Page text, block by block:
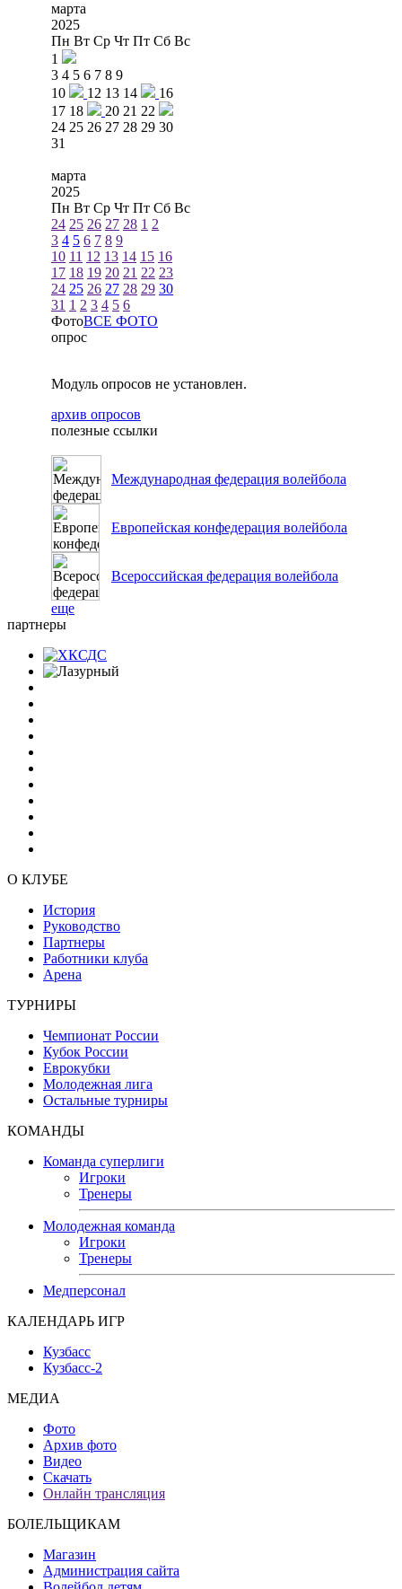
марта
2025
Пн Вт Ср Чт Пт Сб Вс
1
3 4 5 6 7 8 9
10
12 13 14
16
17 18 20 21 22
24 25 26 27 28 29 30
31
марта
2025
Пн Вт Ср Чт Пт Сб Вс
24 25 26 27 28 1 2
3 4 5 6 7 8 9
10 11 12 13 14 15 16
17 18 19 20 21 22 23
24 25 26 27 28 29 30
31 1 2 3 4 5 6
ФотоВСЕ ФОТО
опрос
Модуль опросов не установлен.
архив опросов
полезные ссылки
Международная федерация волейбола
Европейская конфедерация волейбола
Всероссийская федерация волейбола
еще
партнеры
О КЛУБЕ
История
Руководство
Партнеры
Работники клуба
Арена
ТУРНИРЫ
Чемпионат России
Кубок России
Еврокубки
Молодежная лига
Остальные турниры
КОМАНДЫ
Команда суперлиги
Игроки
Тренеры
Молодежная команда
Игроки
Тренеры
Медперсонал
КАЛЕНДАРЬ ИГР
Кузбасс
Кузбасс-2
МЕДИА
Фото
Архив фото
Видео
Скачать
Онлайн трансляция
БОЛЕЛЬЩИКАМ
Магазин
Администрация сайта